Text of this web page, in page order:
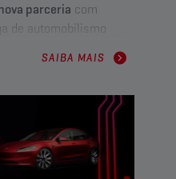
parceria com
de automobilismo
, aChampionirá
nas pistas com
de ponta.
no
projetadas
SAIBA MAIS